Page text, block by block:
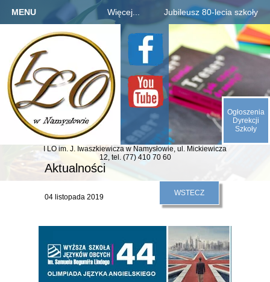
Aktualności
WSTECZ
04 listopada 2019
MENU
Strona główna
O nas
Galeria
Kontakt
Więcej...
Szkoła
Kandydaci
Uczniowie
Rodzice
E-SZKOŁA
Jubileusz 80-lecia szkoły
Informacje o jubileuszu
Rejestracja absolwentów
Płatności za zjazd, bal
Fotogaleria archiwaliów
Kalendarium 1945-2025
Animacje (liczby, daty)
Odliczamy dni do zjazdu
Ogłoszenia
Dyrekcji
Szkoły
I LO im. J. Iwaszkiewicza w Namysłowie, ul. Mickiewicza
12, tel. (77) 410 70 60